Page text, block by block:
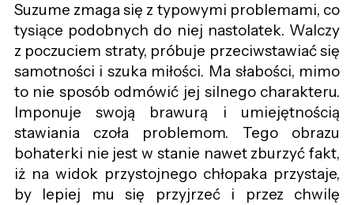
Suzume zmaga się z typowymi problemami, co
tysiące podobnych do niej nastolatek. Walczy
z poczuciem straty, próbuje przeciwstawiać się
samotności i szuka miłości. Ma słabości, mimo
to nie sposób odmówić jej silnego charakteru.
Imponuje swoją brawurą i umiejętnością
stawiania czoła problemom. Tego obrazu
bohaterki nie jest w stanie nawet zburzyć fakt,
iż na widok przystojnego chłopaka przystaje,
by lepiej mu się przyjrzeć i przez chwilę